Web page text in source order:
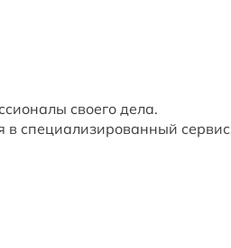
своего дела.
в специализированный сервис